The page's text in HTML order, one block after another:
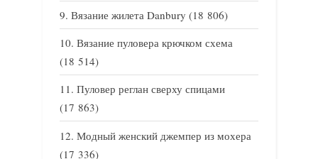
Вязание жилета Danbury (18 806)
Вязание пуловера крючком схема
(18 514)
Пуловер реглан сверху спицами
(17 863)
Модный женский джемпер из мохера
(17 336)